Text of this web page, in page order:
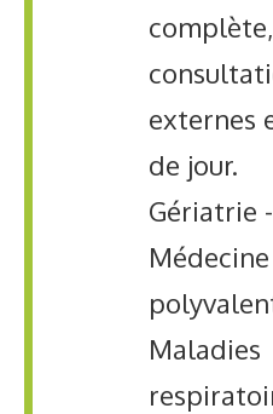
complète,
externes
de jour.
Gériatrie -
Médecine
Maladies